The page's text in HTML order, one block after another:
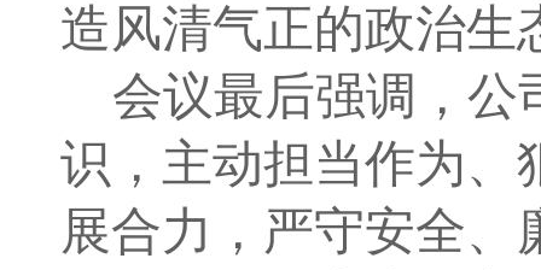
造风清气正的政治生
会议最后强调 ，
识，主动担当作为、
展合力，严守安全